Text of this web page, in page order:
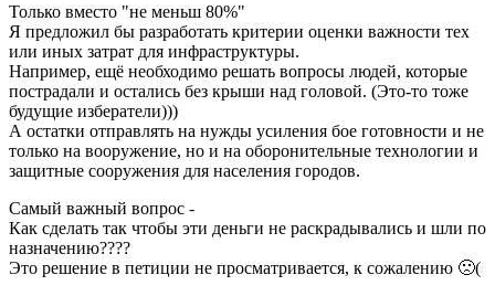
Только вместо "не меньш 80%"
Я предложил бы разработать критерии оценки важности тех
или иных затрат для инфраструктуры.
Например, ещё необходимо решать вопросы людей, которые
пострадали и остались без крыши над головой. (Это-то тоже
будущие избератели)))
А остатки отправлять на нужды усиления бое готовности и не
только на вооружение, но и на оборонительные технологии и
защитные сооружения для населения городов.
Самый важный вопрос -
Как сделать так чтобы эти деньги не раскрадывались и шли по
назначению????
Это решение в петиции не просматривается, к сожалению 🙁(